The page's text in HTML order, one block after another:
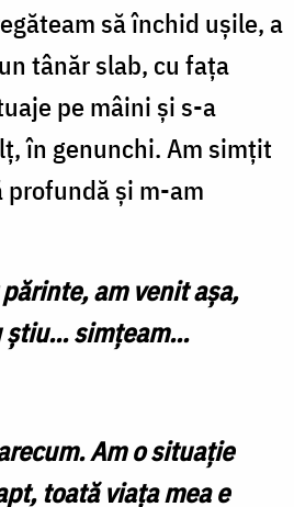
să închid ușile, a
tânăr slab, cu fața
pe mâini și s-a
în genunchi. Am simțit
profundă și m-am
am venit așa,
știu... simțeam...
Am o situație
toată viața mea e